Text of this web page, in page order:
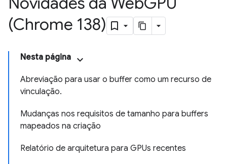
(Chrome 138)
Nesta página
Abreviação para usar o buffer como um recurso de
vinculação.
Mudanças nos requisitos de tamanho para buffers
mapeados na criação
Relatório de arquitetura para GPUs recentes